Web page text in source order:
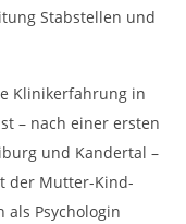
Stabstellen und
Klinikerfahrung in
– nach einer ersten
und Kandertal –
der Mutter-Kind-
als Psychologin